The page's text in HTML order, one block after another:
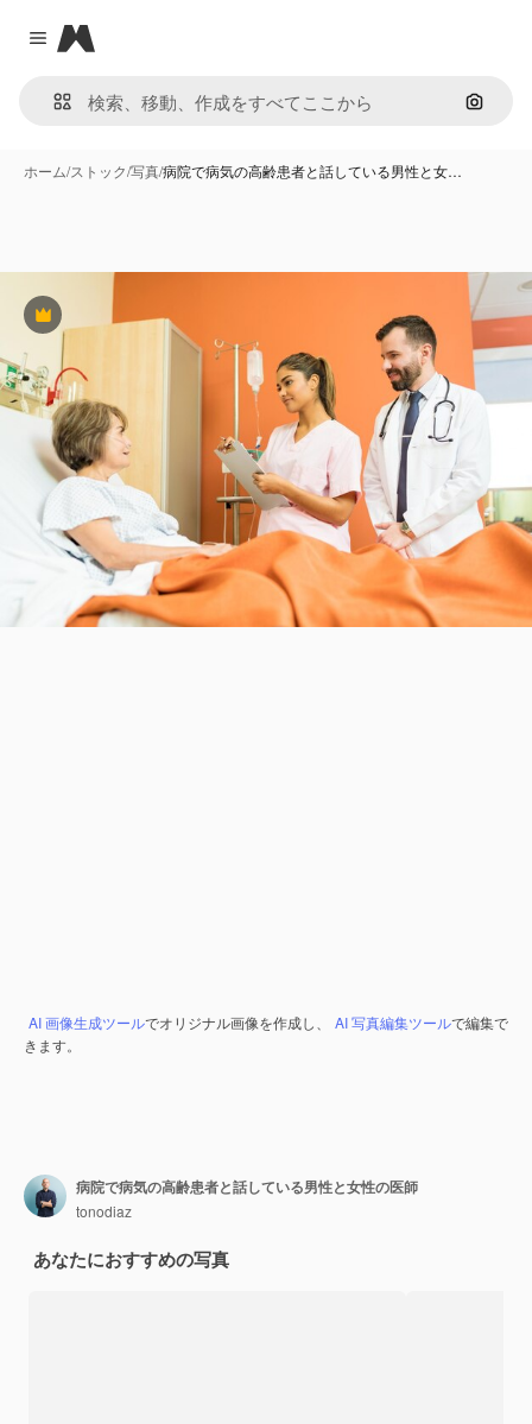
Close menu
Magnific
画像で
ホーム/ストック/写真/病院で病気の高齢患者と話している男性と女…
Premium
AI 画像生成ツールでオリジナル画像を作成し、 AI 写真編集ツールで編集で
きます。
病院で病気の高齢患者と話している男性と女性の医師
tonodiaz
あなたにおすすめの写真